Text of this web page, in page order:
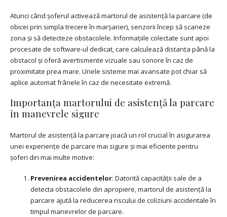
Atunci când șoferul activează martorul de asistență la parcare (de
obicei prin simpla trecere în marșarier), senzorii încep să scaneze
zona și să detecteze obstacolele. Informațiile colectate sunt apoi
procesate de software-ul dedicat, care calculează distanța până la
obstacol și oferă avertismente vizuale sau sonore în caz de
proximitate prea mare. Unele sisteme mai avansate pot chiar să
aplice automat frânele în caz de necesitate extremă.
Importanța martorului de asistență la parcare
în manevrele sigure
Martorul de asistență la parcare joacă un rol crucial în asigurarea
unei experiențe de parcare mai sigure și mai eficiente pentru
șoferi din mai multe motive:
Prevenirea accidentelor: Datorită capacității sale de a
detecta obstacolele din apropiere, martorul de asistență la
parcare ajută la reducerea riscului de coliziuni accidentale în
timpul manevrelor de parcare.